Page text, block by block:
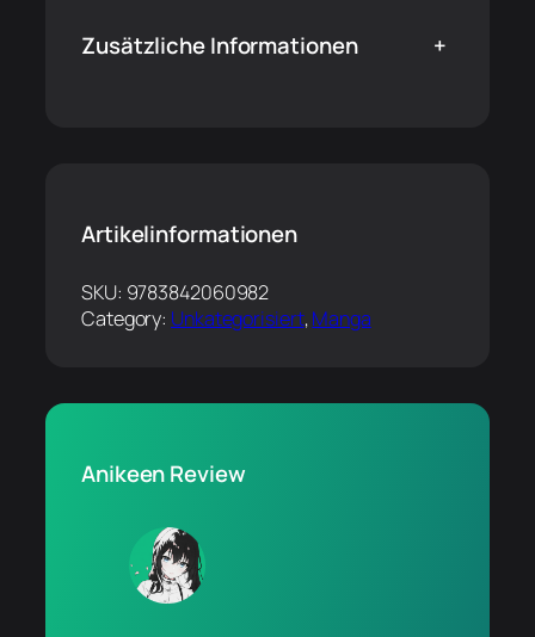
Zusätzliche Informationen +
Artikelinformationen
SKU: 9783842060982
Category: Unkategorisiert, Manga
Anikeen Review